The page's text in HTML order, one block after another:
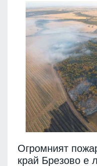
Огромният
край Брезово е